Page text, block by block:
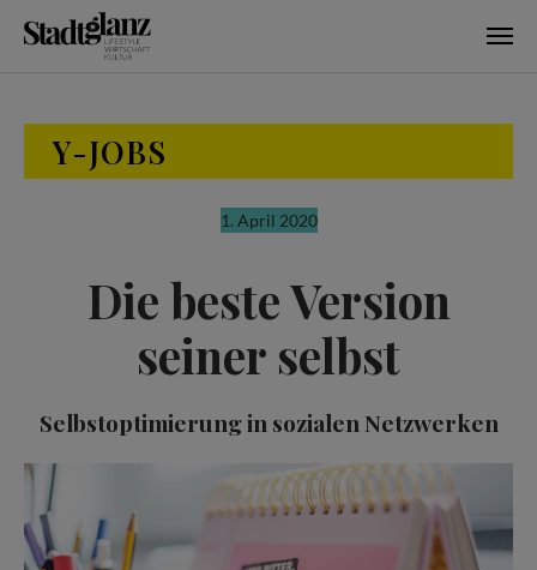
Y-JOBS
1. April 2020
Die beste Version
seiner selbst
Selbstoptimierung in sozialen Netzwerken